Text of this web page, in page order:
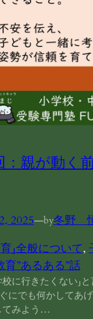
：親が動く
2025—by冬野
育」全般について,
育”あるある”話
校に行きたくない」
にでも何かしてあげ
てみよう…